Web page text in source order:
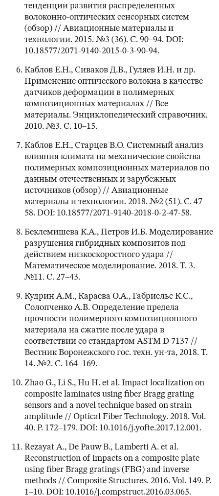
тенденции развития распределенных
волоконно-оптических сенсорных систем
(обзор) // Авиационные материалы и
технологии. 2015. №3 (36). С. 90–94. DOI:
10.18577/2071-9140-2015-0-3-90-94.
Каблов Е.Н., Сиваков Д.В., Гуляев И.Н. и др.
Применение оптического волокна в качестве
датчиков дефоpмации в полимеpных
композиционных матеpиалах // Все
материалы. Энциклопедический справочник.
2010. №3. С. 10–15.
Каблов Е.Н., Старцев В.О. Системный анализ
влияния климата на механические свойства
полимерных композиционных материалов по
данным отечественных и зарубежных
источников (обзор) // Авиационные
материалы и технологии. 2018. №2 (51). С. 47–
58. DOI: 10.18577/2071-9140-2018-0-2-47-58.
Беклемишева К.А., Петров И.Б. Моделирование
разрушения гибридных композитов под
действием низкоскоростного удара //
Математическое моделирование. 2018. Т. 3.
№11. С. 27–43.
Кудрин А.М., Караева О.А., Габриельс К.С.,
Солопченко А.В. Определение предела
прочности полимерного композиционного
материала на сжатие после удара в
соответствии со стандартом ASTM D 7137 //
Вестник Воронежского гос. техн. ун-та, 2018. Т.
14. №2. С. 164–169.
Zhao G., Li S., Hu H. et al. Impact localization on
composite laminates using fiber Bragg grating
sensors and a novel technique based on strain
amplitude // Optical Fiber Technology. 2018. Vol.
40. P. 172–179. DOI: 10.1016/j.yofte.2017.12.001.
Rezayat A., De Pauw B., Lamberti A. et al.
Reconstruction of impacts on a composite plate
using fiber Bragg gratings (FBG) and inverse
methods // Composite Structures. 2016. Vol. 149. P.
1–10. DOI: 10.1016/j.compstruct.2016.03.065.